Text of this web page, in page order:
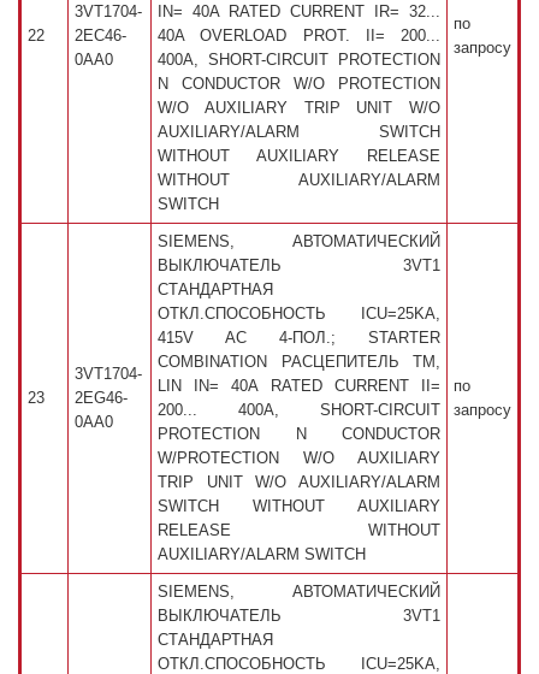
22
3VT1704-
2EC46-
0AA0
IN= 40A RATED CURRENT IR= 32...
40A OVERLOAD PROT. II= 200...
400A, SHORT-CIRCUIT PROTECTION
N CONDUCTOR W/O PROTECTION
W/O AUXILIARY TRIP UNIT W/O
AUXILIARY/ALARM SWITCH
WITHOUT AUXILIARY RELEASE
WITHOUT AUXILIARY/ALARM
SWITCH
по
запросу
23
3VT1704-
2EG46-
0AA0
SIEMENS, АВТОМАТИЧЕСКИЙ
ВЫКЛЮЧАТЕЛЬ 3VT1
СТАНДАРТНАЯ
ОТКЛ.СПОСОБНОСТЬ ICU=25KA,
415V AC 4-ПОЛ.; STARTER
COMBINATION РАСЦЕПИТЕЛЬ TM,
LIN IN= 40A RATED CURRENT II=
200... 400A, SHORT-CIRCUIT
PROTECTION N CONDUCTOR
W/PROTECTION W/O AUXILIARY
TRIP UNIT W/O AUXILIARY/ALARM
SWITCH WITHOUT AUXILIARY
RELEASE WITHOUT
AUXILIARY/ALARM SWITCH
по
запросу
SIEMENS, АВТОМАТИЧЕСКИЙ
ВЫКЛЮЧАТЕЛЬ 3VT1
СТАНДАРТНАЯ
ОТКЛ.СПОСОБНОСТЬ ICU=25KA,